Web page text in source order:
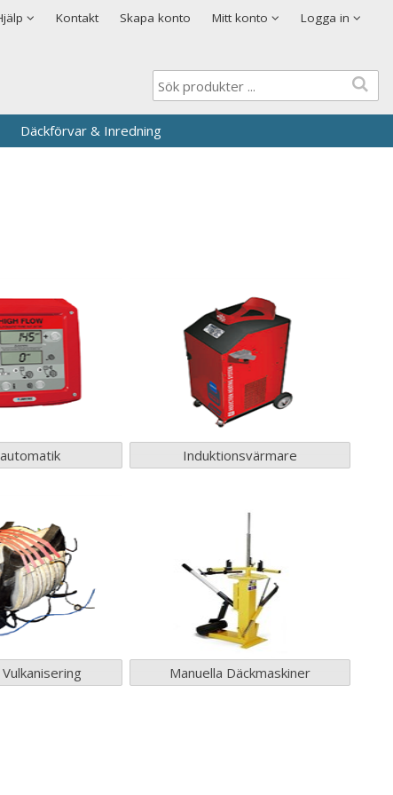
Kontakt Skapa konto Mitt konto Logga in
Lösenord*
Kom ihåg mig
Däckförvar & Inredning
Induktionsvärmare
Manuella Däckmaskiner